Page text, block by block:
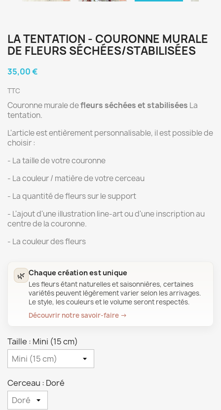
LA TENTATION - COURONNE MURALE
DE FLEURS SÉCHÉES/STABILISÉES
35,00 €
TTC
Couronne murale defleurs séchées et stabilisées La
tentation.
L'article est entièrement personnalisable, il est possible de
choisir :
- La taille de votre couronne
- La couleur / matière de votre cerceau
- La quantité de fleurs sur le support
- L'ajout d'une illustration line-art ou d'une inscription au
centre de la couronne.
- La couleur des fleurs
🌿 Chaque création est unique
Les fleurs étant naturelles et saisonnières, certaines
variétés peuvent légèrement varier selon les arrivages.
Le style, les couleurs et le volume seront respectés.
Découvrir notre savoir-faire →
Taille : Mini (15 cm)
Cerceau : Doré